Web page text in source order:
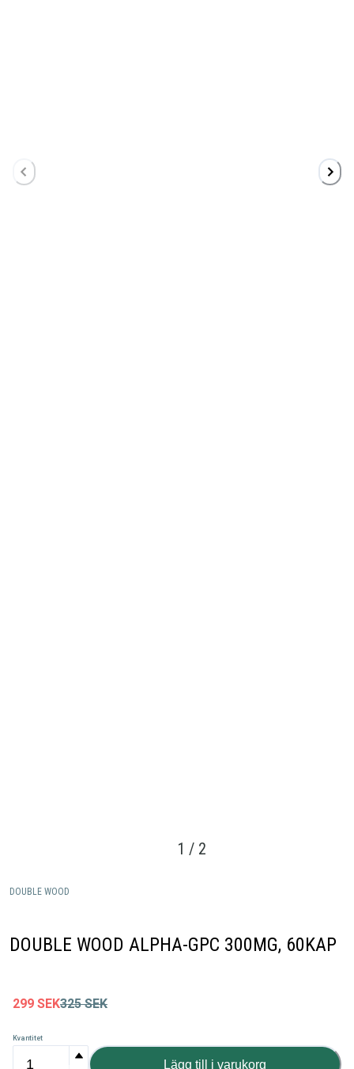
1 / 2
DOUBLE WOOD
DOUBLE WOOD ALPHA-GPC 300MG, 60KAP
299 SEK325 SEK
Kvantitet
Lägg till i varukorg